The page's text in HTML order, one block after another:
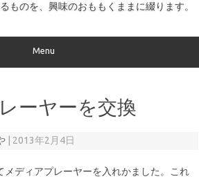
ものを、興味のおももくままに綴ります。
Menu
ーヤーを交換
2013年2月4日
メディアプレーヤーを入れかました。これ